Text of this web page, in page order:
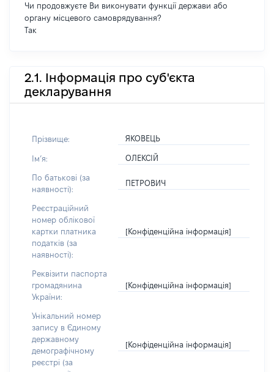
Чи продовжуєте Ви виконувати функції держави або
органу місцевого самоврядування?
Так
2.1. Інформація про суб'єкта
декларування
Прізвище: ЯКОВЕЦЬ
Імʼя: ОЛЕКСІЙ
По батькові (за
наявності):
ПЕТРОВИЧ
Реєстраційний
номер облікової
картки платника
податків (за
наявності):
[Конфіденційна інформація]
Реквізити паспорта
громадянина
України:
[Конфіденційна інформація]
Унікальний номер
запису в Єдиному
державному
демографічному
реєстрі (за
[Конфіденційна інформація]